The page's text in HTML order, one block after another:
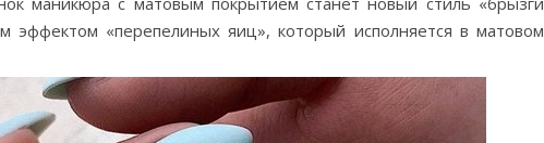
эффектом «перепелиных яиц», который исполняется в матовом